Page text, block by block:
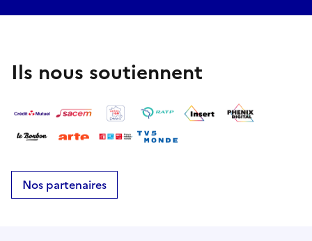
Ils nous soutiennent
Nos partenaires